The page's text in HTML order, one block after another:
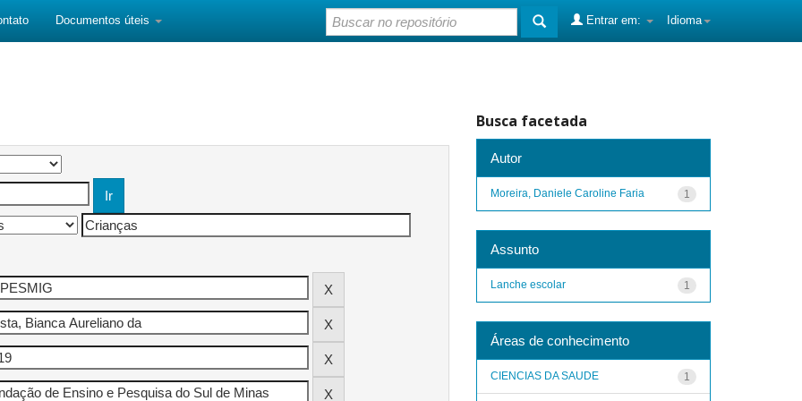
Documentos úteis Idioma
Entrar em:
Busca facetada
Autor
1
Moreira, Daniele Caroline Faria
Assunto
1
Lanche escolar
Áreas de conhecimento
1
CIENCIAS DA SAUDE